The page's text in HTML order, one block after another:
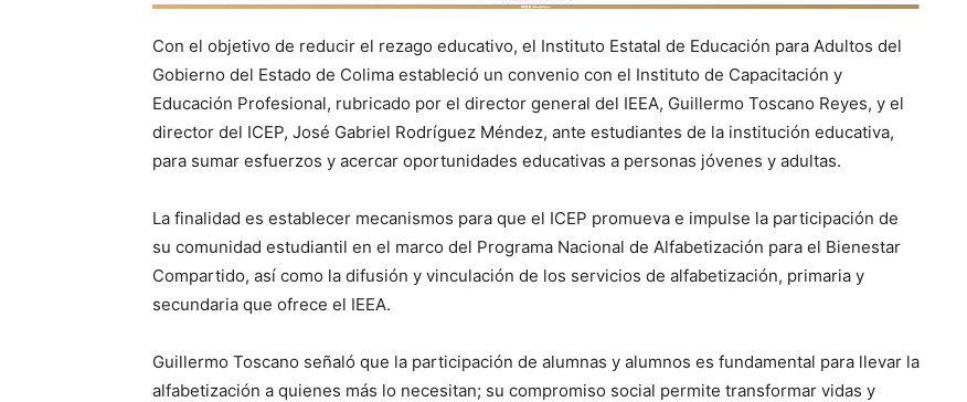
Con el objetivo de reducir el rezago educativo, el Instituto Estatal de Educación para Adultos del
Gobierno del Estado de Colima estableció un convenio con el Instituto de Capacitación y
Educación Profesional, rubricado por el director general del IEEA, Guillermo Toscano Reyes, y el
director del ICEP, José Gabriel Rodríguez Méndez, ante estudiantes de la institución educativa,
para sumar esfuerzos y acercar oportunidades educativas a personas jóvenes y adultas.
La finalidad es establecer mecanismos para que el ICEP promueva e impulse la participación de
su comunidad estudiantil en el marco del Programa Nacional de Alfabetización para el Bienestar
Compartido, así como la difusión y vinculación de los servicios de alfabetización, primaria y
secundaria que ofrece el IEEA.
Guillermo Toscano señaló que la participación de alumnas y alumnos es fundamental para llevar la
alfabetización a quienes más lo necesitan; su compromiso social permite transformar vidas y